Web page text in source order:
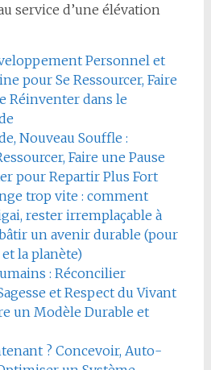
service d’une élévation
Personnel et
pour Se Ressourcer, Faire
Réinventer dans le
Nouveau Souffle :
Faire une Pause
pour Repartir Plus Fort
trop vite : comment
rester irremplaçable à
bâtir un avenir durable (pour
la planète)
: Réconcilier
et Respect du Vivant
un Modèle Durable et
? Concevoir, Auto-